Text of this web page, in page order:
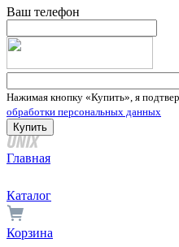
Ваш телефон
Нажимая кнопку «Купить», я
обработки персональных данных
Главная
Каталог
Корзина